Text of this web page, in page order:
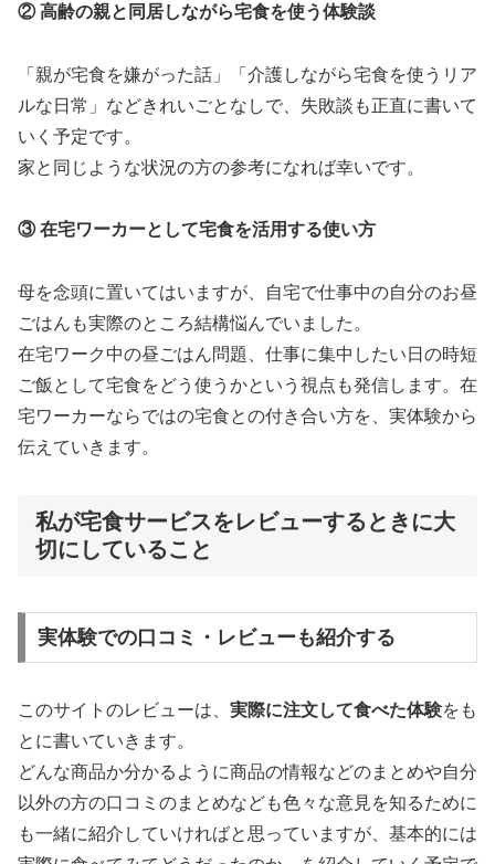
② 高齢の親と同居しながら宅食を使う体験談
「親が宅食を嫌がった話」「介護しながら宅食を使うリア
ルな日常」などきれいごとなしで、失敗談も正直に書いて
いく予定です。
家と同じような状況の方の参考になれば幸いです。
③ 在宅ワーカーとして宅食を活用する使い方
母を念頭に置いてはいますが、自宅で仕事中の自分のお昼
ごはんも実際のところ結構悩んでいました。
在宅ワーク中の昼ごはん問題、仕事に集中したい日の時短
ご飯として宅食をどう使うかという視点も発信します。在
宅ワーカーならではの宅食との付き合い方を、実体験から
伝えていきます。
私が宅食サービスをレビューするときに大
切にしていること
実体験での口コミ・レビューも紹介する
このサイトのレビューは、 実際に注文して食べた体験をも
とに書いていきます。
どんな商品か分かるように商品の情報などのまとめや自分
以外の方の口コミのまとめなども色々な意見を知るために
も一緒に紹介していければと思っていますが、基本的には